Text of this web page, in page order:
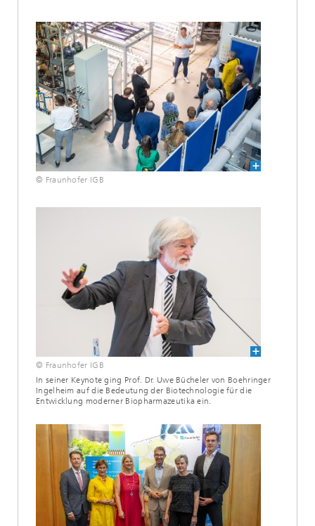
© Fraunhofer IGB
© Fraunhofer IGB
In seiner Keynote ging Prof. Dr. Uwe Bücheler von Boehringer
Ingelheim auf die Bedeutung der Biotechnologie für die
Entwicklung moderner Biopharmazeutika ein.